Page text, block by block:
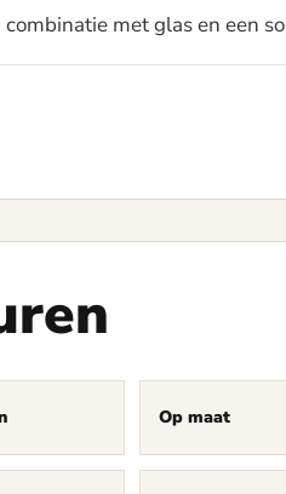
met glas en een
Op maat